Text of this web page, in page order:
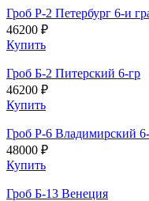
Гроб Р-2 Петербург 6-и
46200 ₽
Купить
Гроб Б-2 Питерский 6-гр
46200 ₽
Купить
Гроб Р-6 Владимирский
48000 ₽
Купить
Гроб Б-13 Венеция